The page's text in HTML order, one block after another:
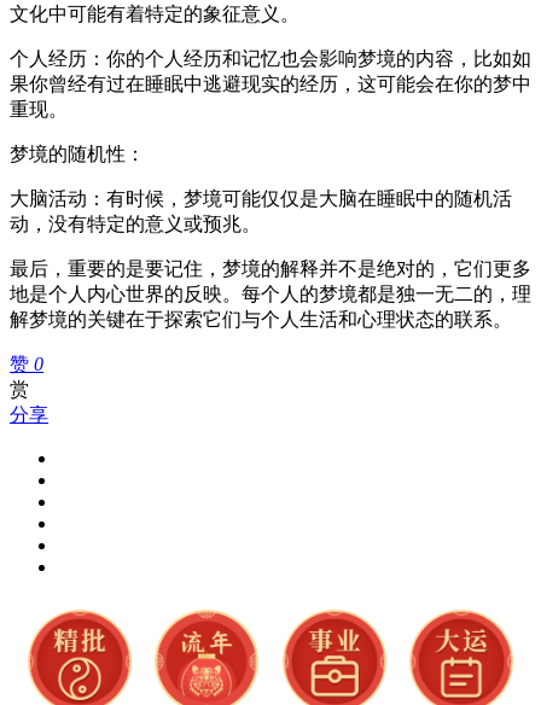
文化中可能有着特定的象征意义。
个人经历：你的个人经历和记忆也会影响梦境的内容，比如如
果你曾经有过在睡眠中逃避现实的经历，这可能会在你的梦中
重现。
梦境的随机性：
大脑活动：有时候，梦境可能仅仅是大脑在睡眠中的随机活
动，没有特定的意义或预兆。
最后，重要的是要记住，梦境的解释并不是绝对的，它们更多
地是个人内心世界的反映。每个人的梦境都是独一无二的，理
解梦境的关键在于探索它们与个人生活和心理状态的联系。
赞 0
赏
分享